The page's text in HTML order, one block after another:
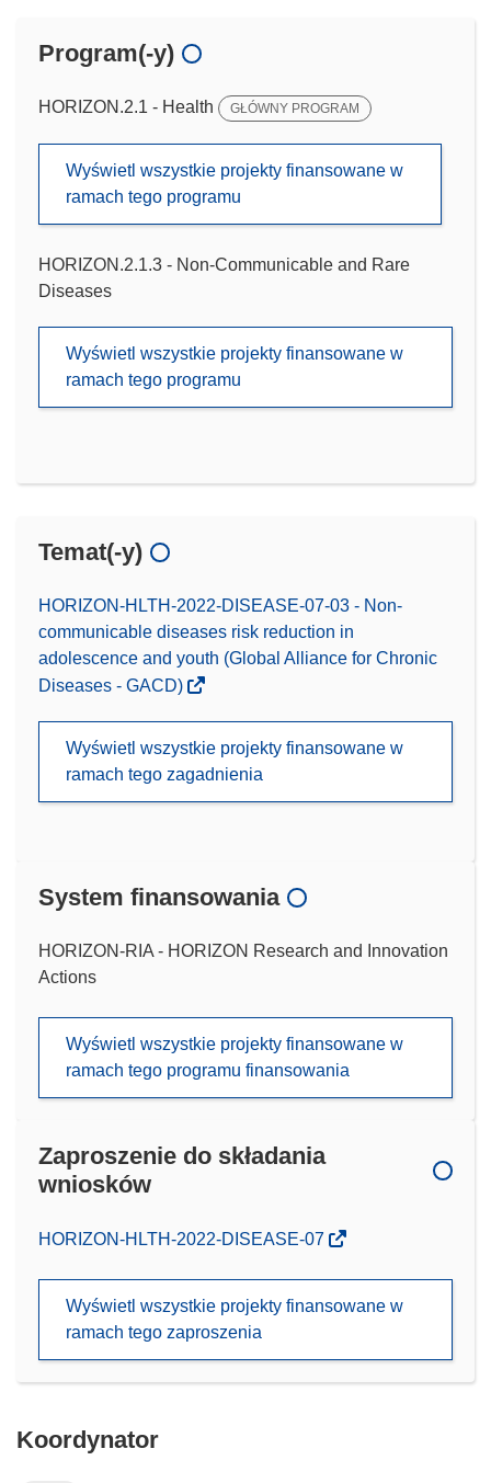
Program(-y)
HORIZON.2.1 - Health GŁÓWNY PROGRAM
Wyświetl wszystkie projekty finansowane w
ramach tego programu
HORIZON.2.1.3 - Non-Communicable and Rare
Diseases
Wyświetl wszystkie projekty finansowane w
ramach tego programu
Temat(-y)
HORIZON-HLTH-2022-DISEASE-07-03 - Non-
communicable diseases risk reduction in
adolescence and youth (Global Alliance for Chronic
Diseases - GACD)
Wyświetl wszystkie projekty finansowane w
ramach tego zagadnienia
System finansowania
HORIZON-RIA - HORIZON Research and Innovation
Actions
Wyświetl wszystkie projekty finansowane w
ramach tego programu finansowania
Zaproszenie do składania
wniosków
(odnośnik
nowym
HORIZON-HLTH-2022-DISEASE-07
Wyświetl wszystkie projekty finansowane w
ramach tego zaproszenia
Koordynator